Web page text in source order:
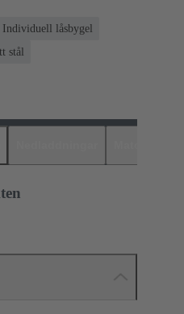
Individuell låsbygel
stål